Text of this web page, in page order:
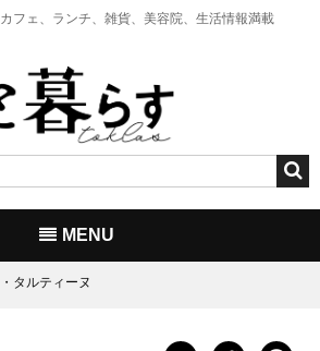
カフェ、ランチ、雑貨、美容院、生活情報満載
MENU
タルティーヌ